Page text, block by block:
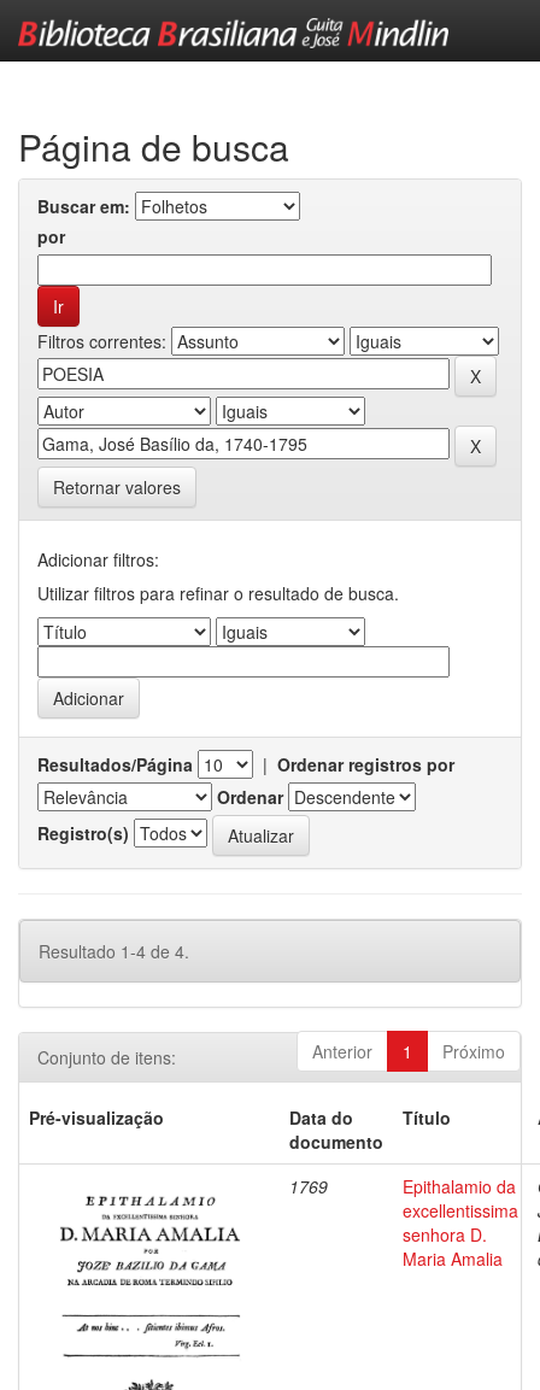
Página de busca
Buscar em:
por
Filtros correntes:
Retornar valores
Adicionar filtros:
Utilizar filtros para refinar o resultado de busca.
Resultados/Página | Ordenar registros por
Ordenar
Registro(s)
Resultado 1-4 de 4.
Anterior 1 Próximo
Conjunto de itens:
Pré-visualização
Data do
documento
Título
1769
Epithalamio da
excellentissima
senhora D.
Maria Amalia